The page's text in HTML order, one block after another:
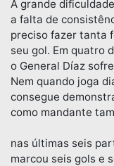
A grande
a falta de
preciso fazer tanta
seu gol. Em quatro
o General Díaz
Nem quando joga
consegue
como mandante
nas últimas seis
marcou seis gols e